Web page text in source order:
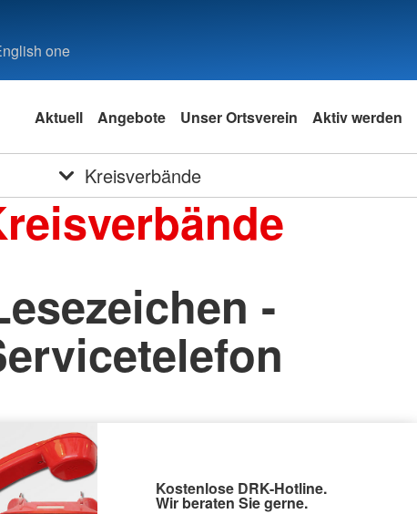
one
Aktuell Angebote Unser Ortsverein Aktiv werden
Kreisverbände
-
Kostenlose DRK-Hotline.
Wir beraten Sie gerne.